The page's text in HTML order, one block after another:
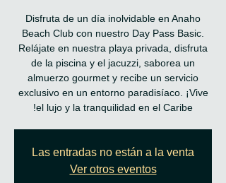
Disfruta de un día inolvidable en Anaho
Beach Club con nuestro Day Pass Basic.
Relájate en nuestra playa privada, disfruta
de la piscina y el jacuzzi, saborea un
almuerzo gourmet y recibe un servicio
exclusivo en un entorno paradisíaco. ¡Vive
el lujo y la tranquilidad en el Caribe!
Las entradas no están a la venta
Ver otros eventos